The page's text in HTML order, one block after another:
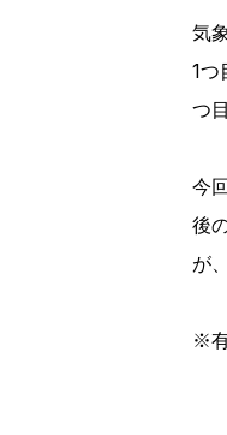
気
1つ
つ
今
後
が
※